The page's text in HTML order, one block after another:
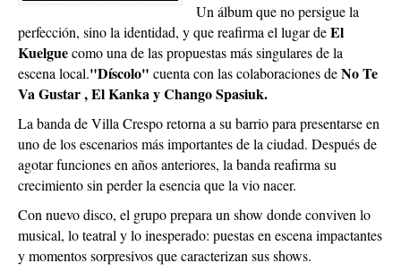
Un álbum que no persigue la
perfección, sino la identidad, y que reafirma el lugar deEl
Kuelguecomo una de las propuestas más singulares de la
escena local."Díscolo" cuenta con las colaboraciones deNo Te
Va Gustar , El Kanka y Chango Spasiuk.
La banda de Villa Crespo retorna a su barrio para presentarse en
uno de los escenarios más importantes de la ciudad. Después de
agotar funciones en años anteriores, la banda reafirma su
crecimiento sin perder la esencia que la vio nacer.
Con nuevo disco, el grupo prepara un show donde conviven lo
musical, lo teatral y lo inesperado: puestas en escena impactantes
y momentos sorpresivos que caracterizan sus shows.